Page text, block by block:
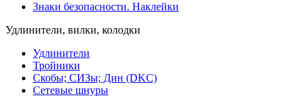
Знаки безопасности. Наклейки
Удлинители, вилки, колодки
Удлинители
Тройники
Скобы; СИЗы; Дин (DKC)
Сетевые шнуры